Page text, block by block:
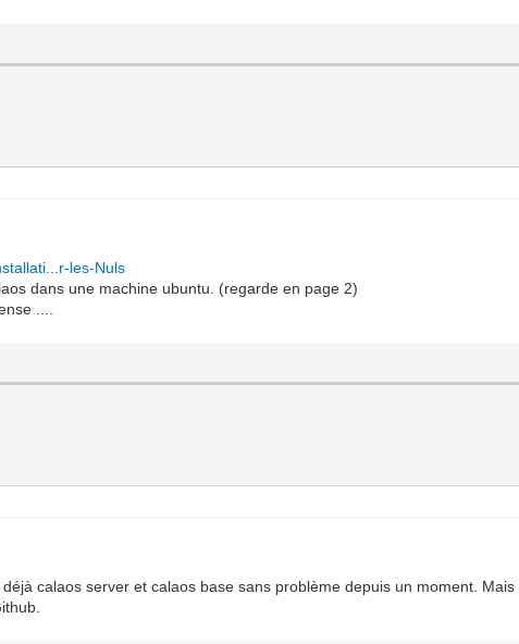
les-Nuls
dans une machine ubuntu. (regarde en page 2)
....
calaos server et calaos base sans problème depuis un moment.